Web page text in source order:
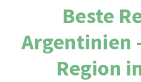
Beste
Argentinien
Region